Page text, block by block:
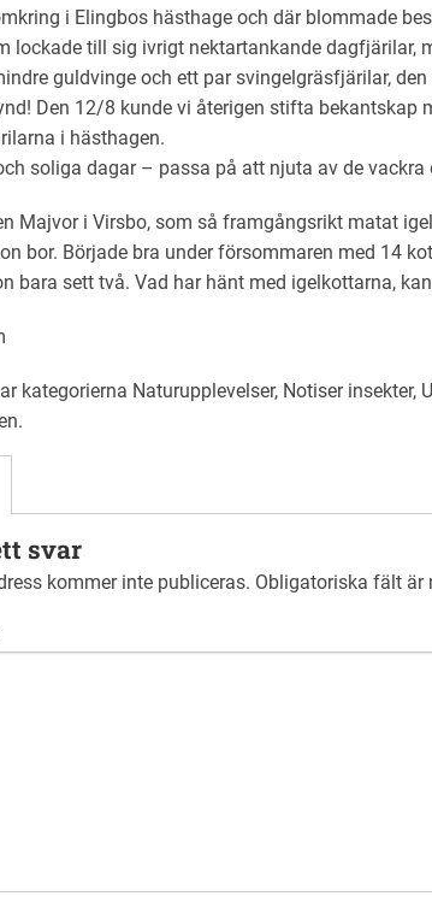
i Elingbos hästhage och där blommade
lockade till sig ivrigt nektartankande dagfjärilar,
guldvinge och ett par svingelgräsfjärilar,
Den 12/8 kunde vi återigen stifta bekantskap
i hästhagen.
soliga dagar – passa på att njuta av de
Majvor i Virsbo, som så framgångsrikt matat
bor. Började bra under försommaren med 14
bara sett två. Vad har hänt med igelkottarna,
kategorierna Naturupplevelser, Notiser insekter,
.
svar
kommer inte publiceras. Obligatoriska fält är